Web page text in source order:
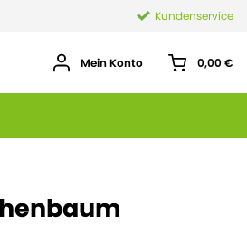
Kundenservice
Mein Konto 0,00 €